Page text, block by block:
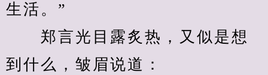
生活。”
郑言光目露炙热，又似是想
到什么，皱眉说道：